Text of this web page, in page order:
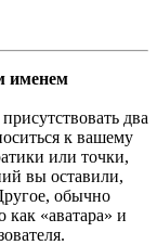
именем
два
к вашему
или точки,
вы оставили,
обычно
как «аватара» и